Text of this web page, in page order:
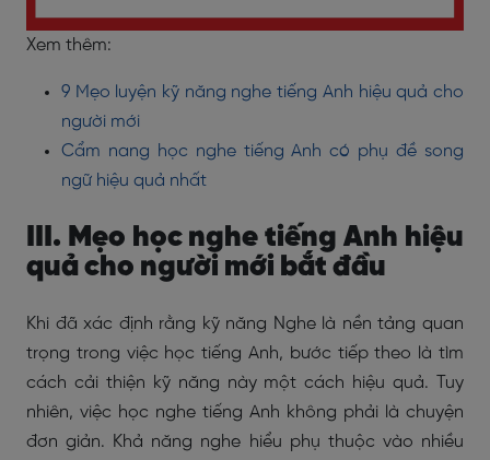
Xem thêm:
9 Mẹo luyện kỹ năng nghe tiếng Anh hiệu quả cho
người mới
Cẩm nang học nghe tiếng Anh có phụ đề song
ngữ hiệu quả nhất
III. Mẹo học nghe tiếng Anh hiệu
quả cho người mới bắt đầu
Khi đã xác định rằng kỹ năng Nghe là nền tảng quan
trọng trong việc học tiếng Anh, bước tiếp theo là tìm
cách cải thiện kỹ năng này một cách hiệu quả. Tuy
nhiên, việc học nghe tiếng Anh không phải là chuyện
đơn giản. Khả năng nghe hiểu phụ thuộc vào nhiều